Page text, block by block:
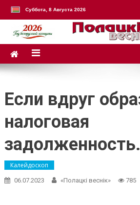
Суббота, 8 Августа 2026
Если вдруг
налоговая
Калейдоскоп
06.07.2023 «Полацкі веснік» 785